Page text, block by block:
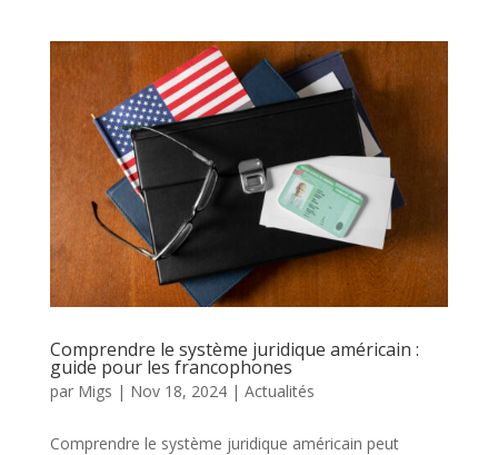
Comprendre le système juridique américain :
guide pour les francophones
par Migs | Nov 18, 2024| Actualités
Comprendre le système juridique américain peut